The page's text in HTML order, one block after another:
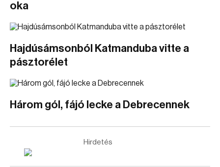
oka
Hajdúsámsonból Katmanduba vitte a
pásztorélet
Három gól, fájó lecke a Debrecennek
Hirdetés